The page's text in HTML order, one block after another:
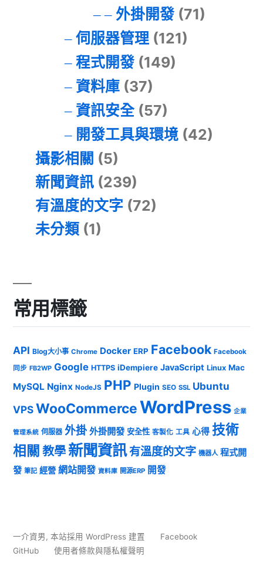
外掛開發(71)
伺服器管理(121)
程式開發(149)
資料庫(37)
資訊安全(57)
開發工具與環境(42)
攝影相關 (5)
新聞資訊 (239)
有溫度的文字 (72)
未分類 (1)
常用標籤
API Blog大小事 Chrome Docker ERP Facebook Facebook
同步 FB2WP Google HTTPS iDempiere JavaScript Linux Mac
MySQL Nginx NodeJS PHP Plugin SEO SSL Ubuntu
VPSWooCommerceWordPress 企業
管理系統 伺服器 外掛 外掛開發 安全性 客製化 工具 心得 技術
相關 教學 新聞資訊有溫度的文字 機器人 程式開
發 筆記 經營 網站開發 資料庫 開源ERP 開發
一介資男, 本站採用 WordPress 建置
Facebook
GitHub
使用者條款與隱私權聲明